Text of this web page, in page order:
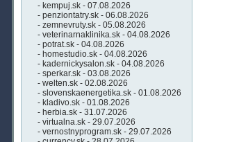
- kempuj.sk - 07.08.2026
- penziontatry.sk - 06.08.2026
- zemnevruty.sk - 05.08.2026
- veterinarnaklinika.sk - 04.08.2026
- potrat.sk - 04.08.2026
- homestudio.sk - 04.08.2026
- kadernickysalon.sk - 04.08.2026
- sperkar.sk - 03.08.2026
- welten.sk - 02.08.2026
- slovenskaenergetika.sk - 01.08.2026
- kladivo.sk - 01.08.2026
- herbia.sk - 31.07.2026
- virtualna.sk - 29.07.2026
- vernostnyprogram.sk - 29.07.2026